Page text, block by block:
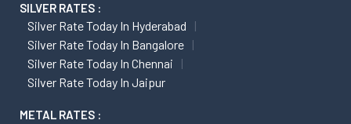
SILVER RATES :
Silver Rate Today In Hyderabad
Silver Rate Today In Bangalore
Silver Rate Today In Chennai
Silver Rate Today In Jaipur
METAL RATES :